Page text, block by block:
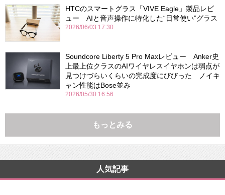
HTCのスマートグラス「VIVE Eagle」製品レビ
ュー AIと音声操作に特化した“日常使い”グラス
2026/06/03 17:30
Soundcore Liberty 5 Pro Maxレビュー Anker史
上最上位クラスのAIワイヤレスイヤホンは弱点が
見つけづらいくらいの完成度にびびった ノイキ
ャン性能はBose並み
2026/05/30 16:56
もっとみる
人気記事